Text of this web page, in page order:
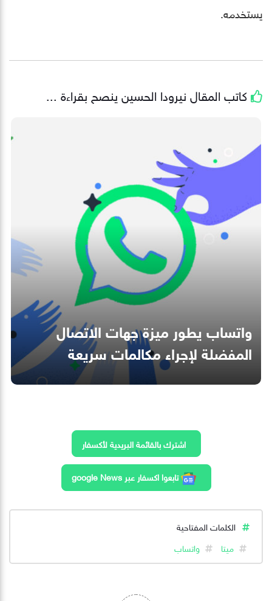
يستخدمه.
كاتب المقال نيرودا الحسين ينصح بقراءة ...
واتساب يطور ميزة جهات الاتصال
المفضلة لإجراء مكالمات سريعة
اشترك بالقائمة البريدية لأكسفار
تابعوا اكسفار عبر google News
الكلمات المفتاحية
ميتا
واتساب